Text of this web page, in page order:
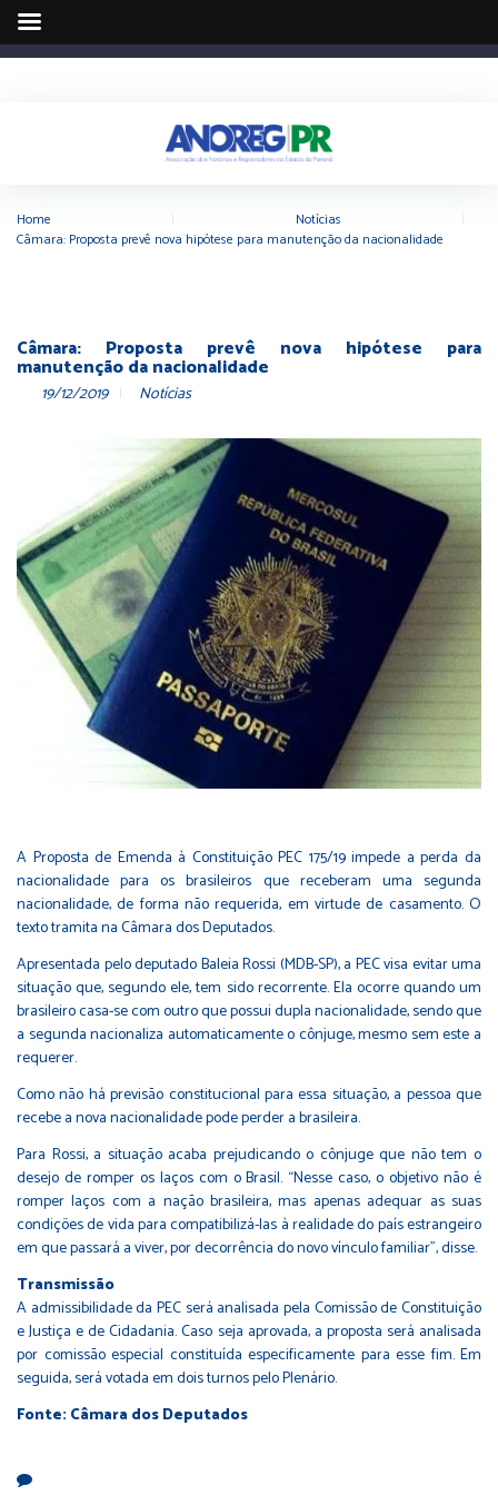
Home Notícias
Câmara: Proposta prevê nova hipótese para manutenção da nacionalidade
Câmara: Proposta prevê nova hipótese para
manutenção da nacionalidade
19/12/2019 Notícias
A Proposta de Emenda à Constituição PEC 175/19 impede a perda da
nacionalidade para os brasileiros que receberam uma segunda
nacionalidade, de forma não requerida, em virtude de casamento. O
texto tramita na Câmara dos Deputados.
Apresentada pelo deputadoBaleia Rossi (MDB-SP), a PEC visa evitar uma
situação que, segundo ele, tem sido recorrente. Ela ocorre quando um
brasileiro casa-se com outro que possui dupla nacionalidade, sendo que
a segunda nacionaliza automaticamente o cônjuge, mesmo sem este a
requerer.
Como não há previsão constitucional para essa situação, a pessoa que
recebe a nova nacionalidade pode perder a brasileira.
Para Rossi, a situação acaba prejudicando o cônjuge que não tem o
desejo de romper os laços com o Brasil. “Nesse caso, o objetivo não é
romper laços com a nação brasileira, mas apenas adequar as suas
condições de vida para compatibilizá-las à realidade do país estrangeiro
em que passará a viver, por decorrência do novo vínculo familiar”, disse.
Transmissão
A admissibilidade da PEC será analisada pela Comissão de Constituição
e Justiça e de Cidadania. Caso seja aprovada, a proposta será analisada
por comissão especial constituída especificamente para esse fim. Em
seguida, será votada em dois turnos pelo Plenário.
Fonte: Câmara dos Deputados